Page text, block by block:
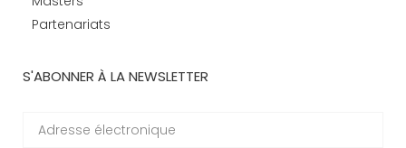
Partenariats
S'ABONNER À LA NEWSLETTER